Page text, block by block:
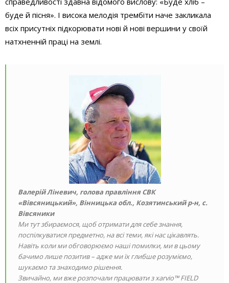
буде й пісня». І висока мелодія трембіти наче закликала
всіх присутніх підкорювати нові й нові вершини у своїй
натхненній праці на землі.
Валерій Ліневич, голова правління СВК
«Вівсяницький», Вінницька обл., Козятинський р-н, с.
Вівсяники
Ми тут збираємося, щоб отримати для себе знання,
поспілкуватися предметно, на всі теми, які нас цікавлять.
Навіть коли ми обговорюємо наші помилки, ми в цьому
бачимо лише позитив – адже ми їх глибше розуміємо,
шукаємо та знаходимо рішення.
Звичайно, ми вже розпочали працювати з xarvio™ FIELD